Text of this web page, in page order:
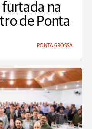
furtada na
de Ponta
PONTA GROSSA